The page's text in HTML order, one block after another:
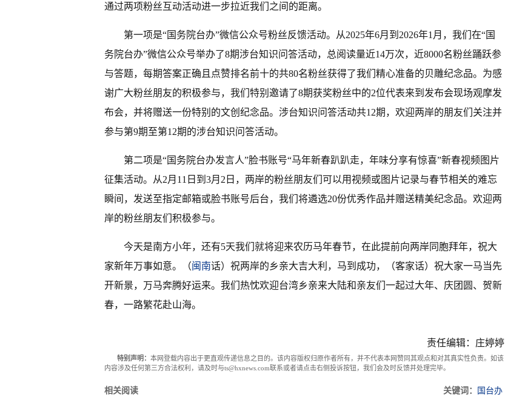
通过两项粉丝互动活动进一步拉近我们之间的距离。
第一项是“国务院台办”微信公众号粉丝反馈活动。从2025年6月到2026年1月，我们在“国
务院台办”微信公众号举办了8期涉台知识问答活动，总阅读量近14万次，近8000名粉丝踊跃参
与答题，每期答案正确且点赞排名前十的共80名粉丝获得了我们精心准备的贝雕纪念品。为感
谢广大粉丝朋友的积极参与，我们特别邀请了8期获奖粉丝中的2位代表来到发布会现场观摩发
布会，并将赠送一份特别的文创纪念品。涉台知识问答活动共12期，欢迎两岸的朋友们关注并
参与第9期至第12期的涉台知识问答活动。
第二项是“国务院台办发言人”脸书账号“马年新春趴趴走，年味分享有惊喜”新春视频图片
征集活动。从2月11日到3月2日，两岸的粉丝朋友们可以用视频或图片记录与春节相关的难忘
瞬间，发送至指定邮箱或脸书账号后台，我们将遴选20份优秀作品并赠送精美纪念品。欢迎两
岸的粉丝朋友们积极参与。
今天是南方小年，还有5天我们就将迎来农历马年春节，在此提前向两岸同胞拜年，祝大
家新年万事如意。（闽南话）祝两岸的乡亲大吉大利，马到成功，（客家话）祝大家一马当先
开新景，万马奔腾好运来。我们热忱欢迎台湾乡亲来大陆和亲友们一起过大年、庆团圆、贺新
春，一路繁花赴山海。
责任编辑：庄婷婷
特别声明： 本网登载内容出于更直观传递信息之目的。该内容版权归原作者所有，并不代表本网赞同其观点和对其真实性负责。如该
内容涉及任何第三方合法权利，请及时与ts@hxnews.com联系或者请点击右侧投诉按钮，我们会及时反馈并处理完毕。
相关阅读 关键词：
国台办